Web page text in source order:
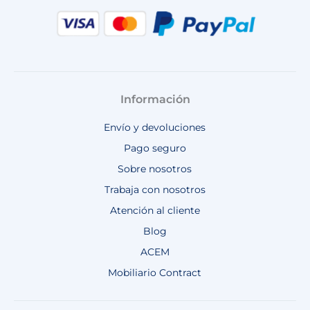
Información
Envío y devoluciones
Pago seguro
Sobre nosotros
Trabaja con nosotros
Atención al cliente
Blog
ACEM
Mobiliario Contract